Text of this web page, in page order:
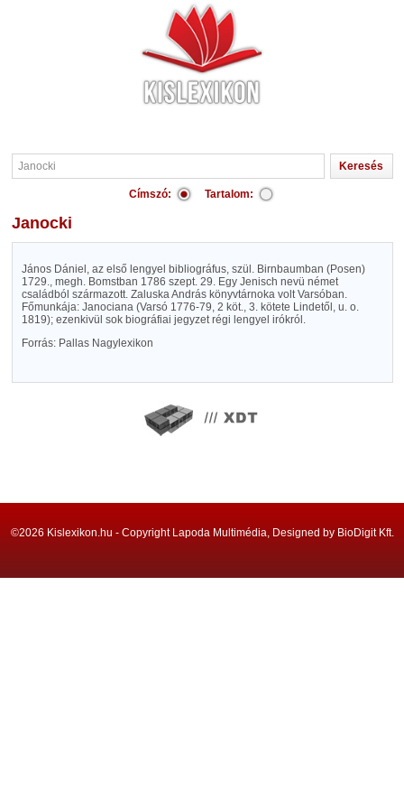
Címszó: Tartalom:
Janocki
János Dániel, az első lengyel bibliográfus, szül. Birnbaumban (Posen)
1729., megh. Bomstban 1786 szept. 29. Egy Jenisch nevü német
családból származott. Zaluska András könyvtárnoka volt Varsóban.
Főmunkája: Janociana (Varsó 1776-79, 2 köt., 3. kötete Lindetől, u. o.
1819); ezenkivül sok biográfiai jegyzet régi lengyel irókról.
Forrás: Pallas Nagylexikon
©2026 Kislexikon.hu - Copyright Lapoda Multimédia, Designed by BioDigit Kft.